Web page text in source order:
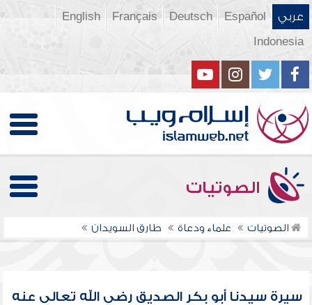
عربي Español
Deutsch
Français
English
Indonesia
الصوتيات
الصوتيات علماء ودعاة طارق السويدان
سيرة سيدنا أبو بكر الصديق رضي الله تعالى عنه